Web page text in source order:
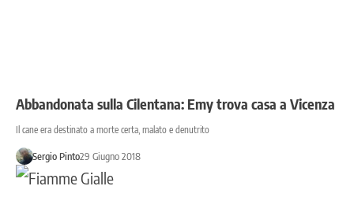
Abbandonata sulla Cilentana: Emy trova casa a Vicenza
Il cane era destinato a morte certa, malato e denutrito
Sergio Pinto29 Giugno 2018